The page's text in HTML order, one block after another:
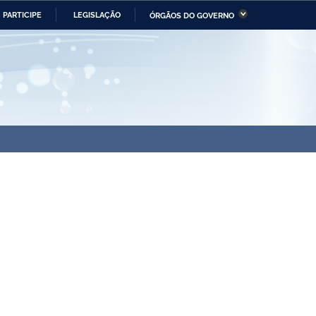
PARTICIPE LEGISLAÇÃO ÓRGÃOS DO GOVERNO
da Economia Ministério da Infraestrutura